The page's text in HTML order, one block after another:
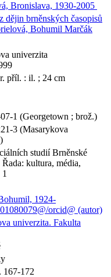
Bronislava, 1930-2005
dějin brněnských časopisů
Bohumil Marčák
univerzita
příl. : il. ; 24 cm
1 (Georgetown ; brož.)
3 (Masarykova
studií Brněnské
kultura, média,
1924-
orcid@ (autor)
univerzita. Fakulta
167-172